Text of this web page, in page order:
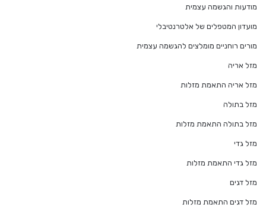
מודעות והגשמה עצמית
מועדון המטפלים של אלטרנטיבלי
מורים רוחניים מומלצים להגשמה עצמית
מזל אריה
מזל אריה התאמת מזלות
מזל בתולה
מזל בתולה התאמת מזלות
מזל גדי
מזל גדי התאמת מזלות
מזל דגים
מזל דגים התאמת מזלות